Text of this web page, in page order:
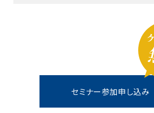
セミナー参加申し込み